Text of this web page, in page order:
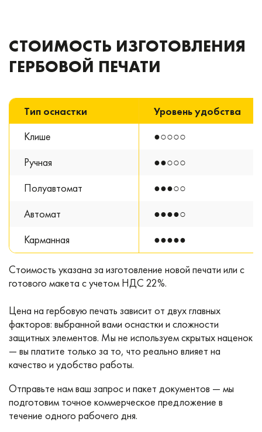
СТОИМОСТЬ ИЗГОТОВЛЕНИЯ
ГЕРБОВОЙ ПЕЧАТИ
Тип оснастки
Уровень удобства
Клише
●○○○○
Ручная
●●○○○
Полуавтомат
●●●○○
Автомат
●●●●○
Карманная
●●●●●
Стоимость указана за изготовление новой печати или с
готового макета с учетом НДС 22%.
Цена на гербовую печать зависит от двух главных
факторов: выбранной вами оснастки и сложности
защитных элементов. Мы не используем скрытых наценок
— вы платите только за то, что реально влияет на
качество и удобство работы.
Отправьте нам ваш запрос и пакет документов — мы
подготовим точное коммерческое предложение в
течение одного рабочего дня.